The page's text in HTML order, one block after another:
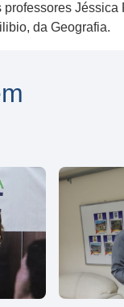
da Geografia.